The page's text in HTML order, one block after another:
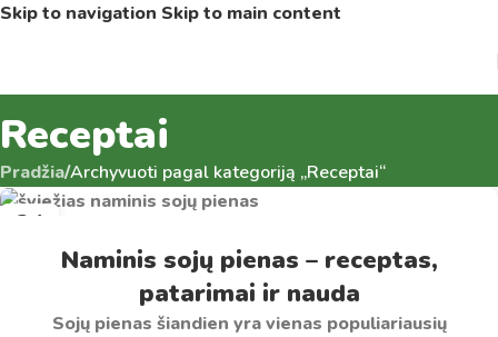
Skip to navigation Skip to main content
Receptai
Pradžia/Archyvuoti pagal kategoriją „Receptai“
24
Naminis sojų pienas – receptas,
patarimai ir nauda
Sojų pienas šiandien yra vienas populiariausių